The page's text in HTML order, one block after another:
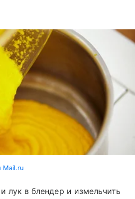
Mail.ru
лук в блендер и измельчить